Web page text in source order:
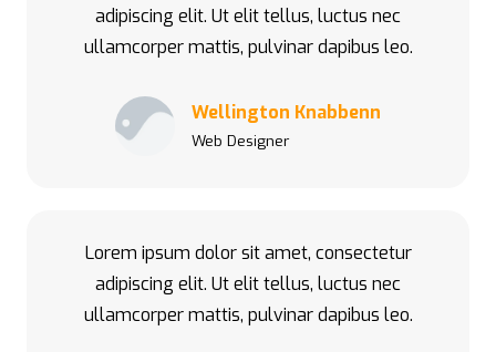
adipiscing elit. Ut elit tellus, luctus nec
ullamcorper mattis, pulvinar dapibus leo.
Wellington Knabbenn
Web Designer
Lorem ipsum dolor sit amet, consectetur
adipiscing elit. Ut elit tellus, luctus nec
ullamcorper mattis, pulvinar dapibus leo.